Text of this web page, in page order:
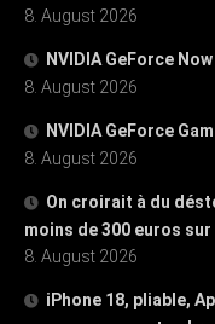
8. August 2026
NVIDIA GeForce Now
8. August 2026
NVIDIA GeForce
8. August 2026
On croirait à du
moins de 300 euros
8. August 2026
iPhone 18, pliable,